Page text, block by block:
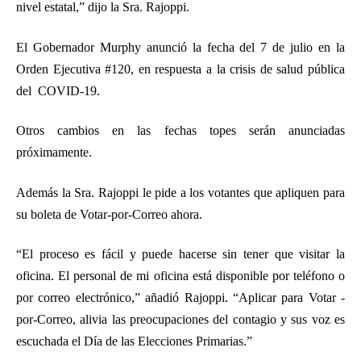
nivel estatal,” dijo la Sra. Rajoppi.
El Gobernador Murphy anunció la fecha del 7 de julio en la
Orden Ejecutiva #120, en respuesta a la crisis de salud pública
del COVID-19.
Otros cambios en las fechas topes serán anunciadas
próximamente.
Además la Sra. Rajoppi le pide a los votantes que apliquen para
su boleta de Votar-por-Correo ahora.
“El proceso es fácil y puede hacerse sin tener que visitar la
oficina. El personal de mi oficina está disponible por teléfono o
por correo electrónico,” añadió Rajoppi. “Aplicar para Votar -
por-Correo, alivia las preocupaciones del contagio y sus voz es
escuchada el Día de las Elecciones Primarias.”